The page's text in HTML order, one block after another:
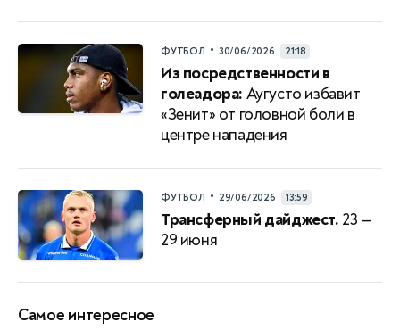
ФУТБОЛ • 30/06/2026 21:18
Из посредственности в
голеадора: Аугусто избавит
«Зенит» от головной боли в
центре нападения
ФУТБОЛ • 29/06/2026 13:59
Трансферный дайджест. 23 —
29 июня
Самое интересное